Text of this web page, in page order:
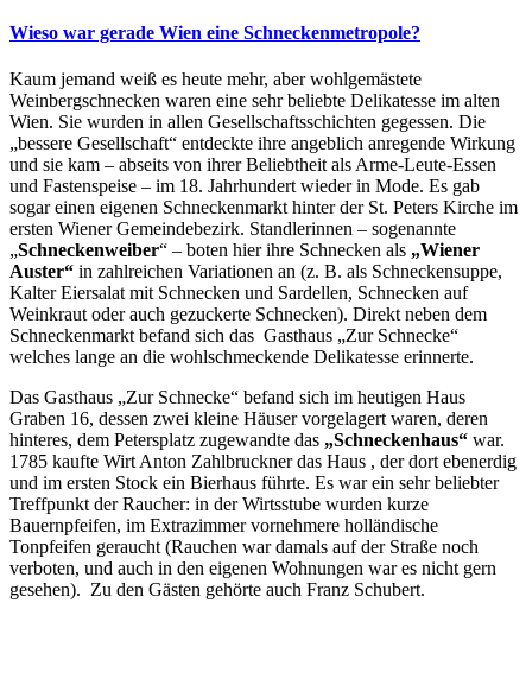
Wieso war gerade Wien eine Schneckenmetropole?
Kaum jemand weiß es heute mehr, aber wohlgemästete
Weinbergschnecken waren eine sehr beliebte Delikatesse im alten
Wien. Sie wurden in allen Gesellschaftsschichten gegessen. Die
„bessere Gesellschaft“ entdeckte ihre angeblich anregende Wirkung
und sie kam – abseits von ihrer Beliebtheit als Arme-Leute-Essen
und Fastenspeise – im 18. Jahrhundert wieder in Mode. Es gab
sogar einen eigenen Schneckenmarkt hinter der St. Peters Kirche im
ersten Wiener Gemeindebezirk. Standlerinnen – sogenannte
„Schneckenweiber“ – boten hier ihre Schnecken als „Wiener
Auster“ in zahlreichen Variationen an (z. B. als Schneckensuppe,
Kalter Eiersalat mit Schnecken und Sardellen, Schnecken auf
Weinkraut oder auch gezuckerte Schnecken). Direkt neben dem
Schneckenmarkt befand sich das Gasthaus „Zur Schnecke“
welches lange an die wohlschmeckende Delikatesse erinnerte.
Das Gasthaus „Zur Schnecke“ befand sich im heutigen Haus
Graben 16, dessen zwei kleine Häuser vorgelagert waren, deren
hinteres, dem Petersplatz zugewandte das „Schneckenhaus“ war.
1785 kaufte Wirt Anton Zahlbruckner das Haus , der dort ebenerdig
und im ersten Stock ein Bierhaus führte. Es war ein sehr beliebter
Treffpunkt der Raucher: in der Wirtsstube wurden kurze
Bauernpfeifen, im Extrazimmer vornehmere holländische
Tonpfeifen geraucht (Rauchen war damals auf der Straße noch
verboten, und auch in den eigenen Wohnungen war es nicht gern
gesehen). Zu den Gästen gehörte auch Franz Schubert.